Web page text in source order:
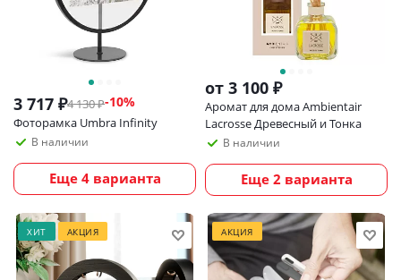
3 717 ₽4 130₽-10%
Фоторамка Umbra Infinity
В наличии
Еще 4 варианта
от 3 100 ₽
Аромат для дома Ambientair
Lacrosse Древесный и Тонка
В наличии
Еще 2 варианта
ХИТ АКЦИЯ АКЦИЯ